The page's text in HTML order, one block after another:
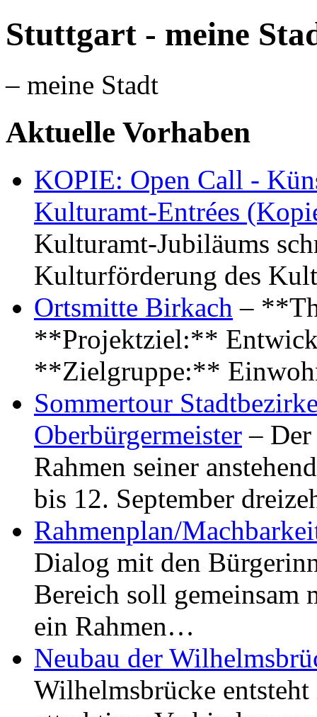
Stuttgart - meine
– meine Stadt
Aktuelle Vorhaben
KOPIE: Open Call -
Kulturamt-Entrées
Kulturamt-Jubiläums
Kulturförderung des
Ortsmitte Birkach –
**Projektziel:**
**Zielgruppe:**
Sommertour
Oberbürgermeister –
Rahmen seiner
bis 12. September
Rahmenplan/
Dialog mit den
Bereich soll gemeinsam
ein Rahmen…
Neubau der
Wilhelmsbrücke